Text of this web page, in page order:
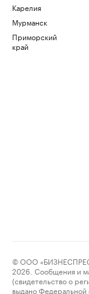
Карелия
Мурманск
Приморский
край
© ООО
2026. Сообщения и
(свидетельство о
выдано Федеральной